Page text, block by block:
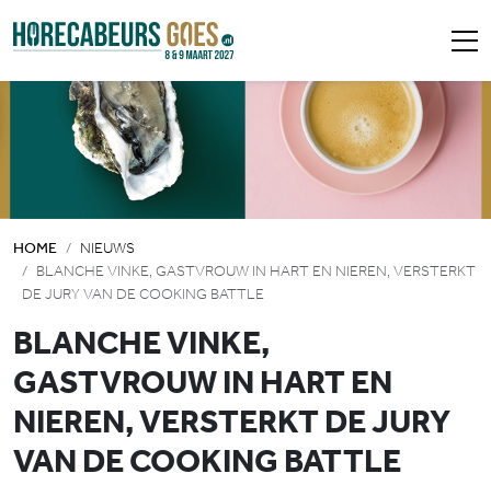
HOME
NIEUWS
BLANCHE VINKE, GASTVROUW IN HART EN NIEREN, VERSTERKT
DE JURY VAN DE COOKING BATTLE
BLANCHE VINKE,
GASTVROUW IN HART EN
NIEREN, VERSTERKT DE JURY
VAN DE COOKING BATTLE